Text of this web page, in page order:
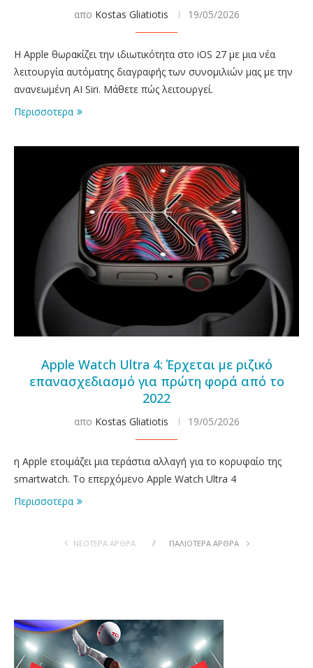
απο Kostas Gliatiotis 19/05/2026
Η Apple θωρακίζει την ιδιωτικότητα στο iOS 27 με μια νέα
λειτουργία αυτόματης διαγραφής των συνομιλιών μας με την
ανανεωμένη AI Siri. Μάθετε πώς λειτουργεί.
Περισσοτερα
Apple Watch Ultra 4: Έρχεται με ριζικό
επανασχεδιασμό για πρώτη φορά από το
2022
απο Kostas Gliatiotis 19/05/2026
η Apple ετοιμάζει μια τεράστια αλλαγή για το κορυφαίο της
smartwatch. Το επερχόμενο Apple Watch Ultra 4
Περισσοτερα
ΝΕΟΤΕΡΑ ΆΡΘΡΑ ΠΑΛΙOΤΕΡΑ ΆΡΘΡΑ